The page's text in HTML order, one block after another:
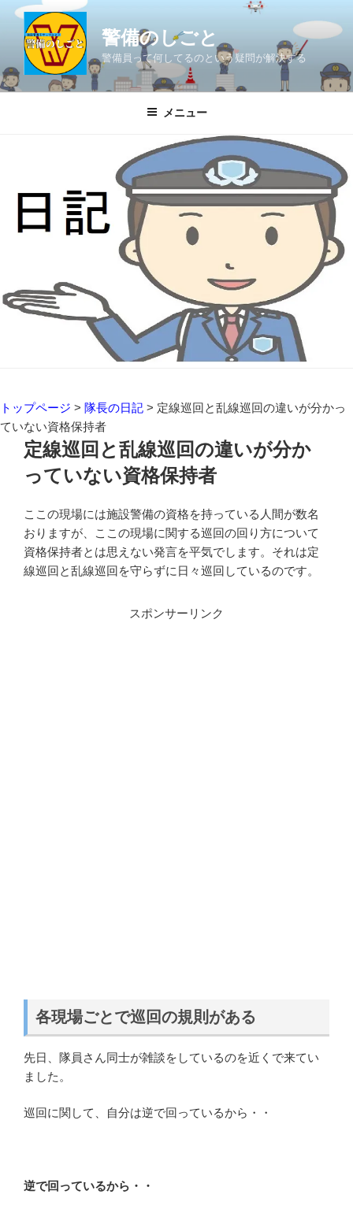
ン
ツ
警備のしごと
警備員って何してるのという疑問が解決する
メニュー
トップページ > 隊長の日記 > 定線巡回と乱線巡回の違いが分かっ
ていない資格保持者
定線巡回と乱線巡回の違いが分か
っていない資格保持者
ここの現場には施設警備の資格を持っている人間が数名
おりますが、ここの現場に関する巡回の回り方について
資格保持者とは思えない発言を平気でします。それは定
線巡回と乱線巡回を守らずに日々巡回しているのです。
スポンサーリンク
各現場ごとで巡回の規則がある
先日、隊員さん同士が雑談をしているのを近くで来てい
ました。
巡回に関して、自分は逆で回っているから・・
逆で回っているから・・